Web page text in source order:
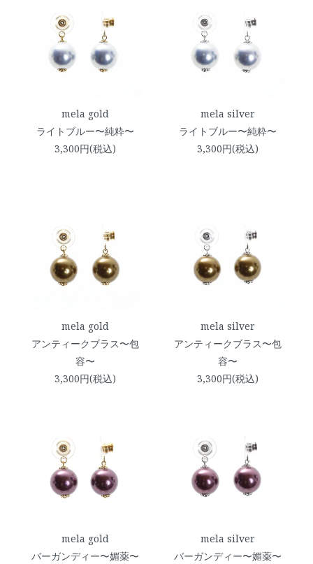
mela gold
ライトブルー〜純粋〜
3,300円(税込)
mela silver
ライトブルー〜純粋〜
3,300円(税込)
mela gold
アンティークブラス〜包
容〜
3,300円(税込)
mela silver
アンティークブラス〜包
容〜
3,300円(税込)
mela gold
バーガンディー〜媚薬〜
mela silver
バーガンディー〜媚薬〜